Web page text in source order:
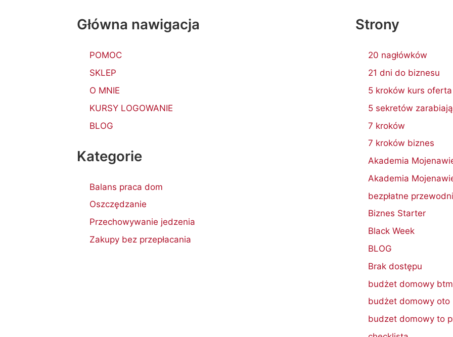
Główna nawigacja
POMOC
SKLEP
O MNIE
KURSY LOGOWANIE
BLOG
Kategorie
Balans praca dom
Oszczędzanie
Przechowywanie jedzenia
Zakupy bez przepłacania
Strony
20 nagłówków
21 dni do biznesu
5 kroków kurs oferta
5 sekretów
7 kroków
7 kroków biznes
Akademia
Akademia
bezpłatne
Biznes Starter
Black Week
BLOG
Brak dostępu
budżet domowy
budżet domowy oto
budzet domowy to